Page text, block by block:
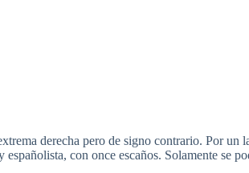
derecha pero de signo contrario. Por un
con once escaños. Solamente se